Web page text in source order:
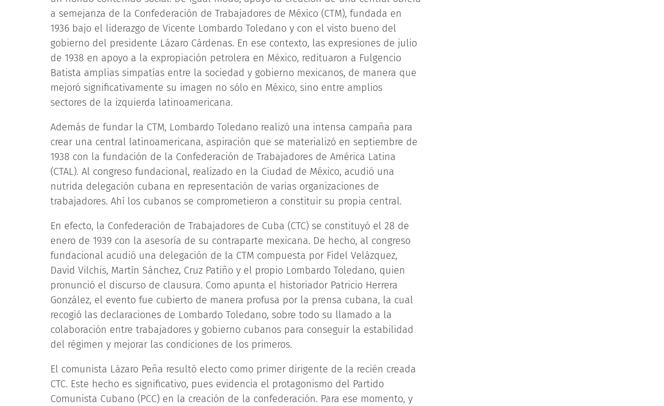
a semejanza de la Confederación de Trabajadores de México (CTM), fundada en
1936 bajo el liderazgo de Vicente Lombardo Toledano y con el visto bueno del
gobierno del presidente Lázaro Cárdenas. En ese contexto, las expresiones de julio
de 1938 en apoyo a la expropiación petrolera en México, redituaron a Fulgencio
Batista amplias simpatías entre la sociedad y gobierno mexicanos, de manera que
mejoró significativamente su imagen no sólo en México, sino entre amplios
sectores de la izquierda latinoamericana.
Además de fundar la CTM, Lombardo Toledano realizó una intensa campaña para
crear una central latinoamericana, aspiración que se materializó en septiembre de
1938 con la fundación de la Confederación de Trabajadores de América Latina
(CTAL). Al congreso fundacional, realizado en la Ciudad de México, acudió una
nutrida delegación cubana en representación de varias organizaciones de
trabajadores. Ahí los cubanos se comprometieron a constituir su propia central.
En efecto, la Confederación de Trabajadores de Cuba (CTC) se constituyó el 28 de
enero de 1939 con la asesoría de su contraparte mexicana. De hecho, al congreso
fundacional acudió una delegación de la CTM compuesta por Fidel Velázquez,
David Vilchis, Martín Sánchez, Cruz Patiño y el propio Lombardo Toledano, quien
pronunció el discurso de clausura. Como apunta el historiador Patricio Herrera
González, el evento fue cubierto de manera profusa por la prensa cubana, la cual
recogió las declaraciones de Lombardo Toledano, sobre todo su llamado a la
colaboración entre trabajadores y gobierno cubanos para conseguir la estabilidad
del régimen y mejorar las condiciones de los primeros.
El comunista Lázaro Peña resultó electo como primer dirigente de la recién creada
CTC. Este hecho es significativo, pues evidencia el protagonismo del Partido
Comunista Cubano (PCC) en la creación de la confederación. Para ese momento, y